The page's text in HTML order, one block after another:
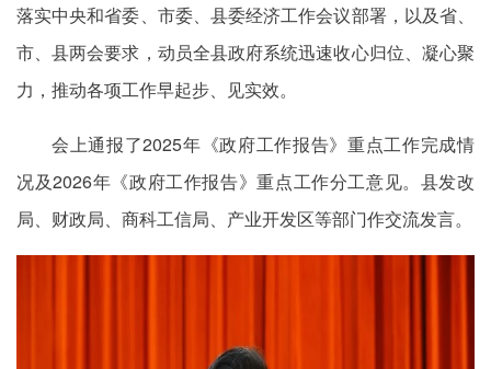
落实中央和省委、市委、县委经济工作会议部署，以及省、
市、县两会要求，动员全县政府系统迅速收心归位、凝心聚
力，推动各项工作早起步、见实效。
会上通报了2025年《政府工作报告》重点工作完成情
况及2026年《政府工作报告》重点工作分工意见。县发改
局、财政局、商科工信局、产业开发区等部门作交流发言。